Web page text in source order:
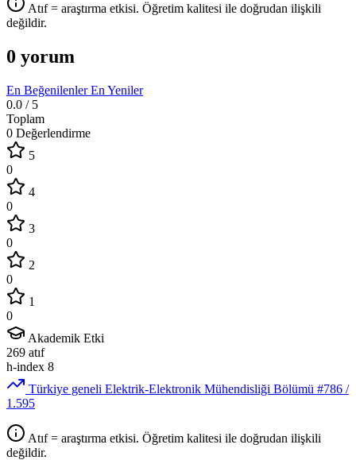
Atıf = araştırma etkisi. Öğretim kalitesi ile doğrudan ilişkili
değildir.
0 yorum
En BeğenilenlerEn Yeniler
0.0 / 5
Toplam
0 Değerlendirme
5
0
4
0
3
0
2
0
1
0
Akademik Etki
269 atıf
h-index 8
Türkiye geneli Elektrik-Elektronik Mühendisliği Bölümü #786 /
1.595
Atıf = araştırma etkisi. Öğretim kalitesi ile doğrudan ilişkili
değildir.